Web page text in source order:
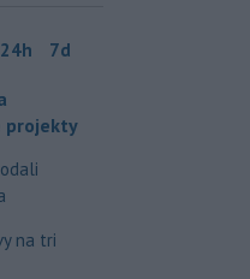
24h 7d
projekty
na tri